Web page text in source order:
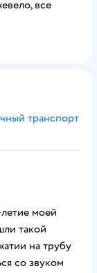
все
транспорт
моей
такой
на трубу
со звуком